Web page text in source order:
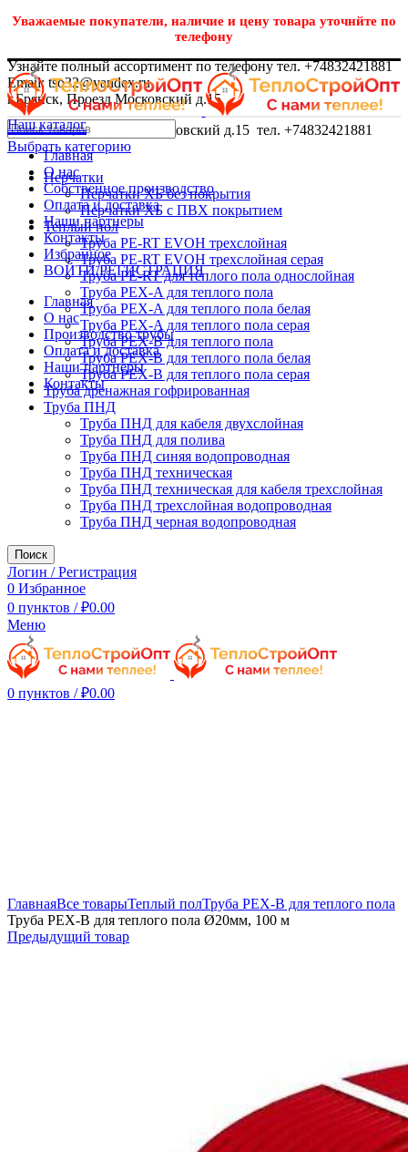
Уважаемые покупатели, наличие и цену товара уточнйте по
телефону
Узнайте полный ассортимент по телефону тел. +74832421881
Email: tso32@yandex.ru
г.Брянск, Проезд Московский д.15
г.Брянск, Проезд Московский д.15 тел. +74832421881
Выбрать категорию
Перчатки
Перчатки ХБ без покрытия
Перчатки ХБ с ПВХ покрытием
Теплый пол
Труба PE-RT EVOH трехслойная
Труба PE-RT EVOH трехслойная серая
Труба PE-RT для теплого пола однослойная
Труба PEX-A для теплого пола
Труба PEX-A для теплого пола белая
Труба PEX-A для теплого пола серая
Труба PEX-B для теплого пола
Труба PEX-B для теплого пола белая
Труба PEX-B для теплого пола серая
Труба дренажная гофрированная
Труба ПНД
Труба ПНД для кабеля двухслойная
Труба ПНД для полива
Труба ПНД синяя водопроводная
Труба ПНД техническая
Труба ПНД техническая для кабеля трехслойная
Труба ПНД трехслойная водопроводная
Труба ПНД черная водопроводная
Поиск
Логин / Регистрация
0 Избранное
0 пунктов / ₽0.00
Меню
0 пунктов / ₽0.00
Наш каталог
Главная
О нас
Собственное производство
Оплата и доставка
Наши партнеры
Контакты
Избранное
ВОЙТИ/РЕГИСТРАЦИЯ
Главная
О нас
Производство трубы
Оплата и доставка
Наши партнеры
Контакты
ГлавнаяВсе товарыТеплый полТруба PEX-B для теплого пола
Труба PEX-B для теплого пола Ø20мм, 100 м
Предыдущий товар